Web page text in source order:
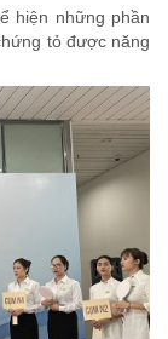
hiện những phần
tỏ được năng